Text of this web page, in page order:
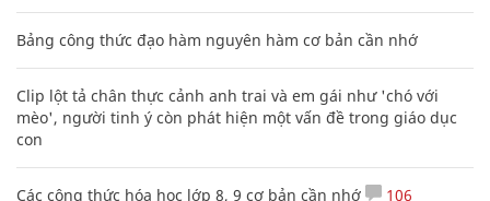
Bảng công thức đạo hàm nguyên hàm cơ bản cần nhớ
Clip lột tả chân thực cảnh anh trai và em gái như 'chó với
mèo', người tinh ý còn phát hiện một vấn đề trong giáo dục
con
Các công thức hóa học lớp 8, 9 cơ bản cần nhớ 106